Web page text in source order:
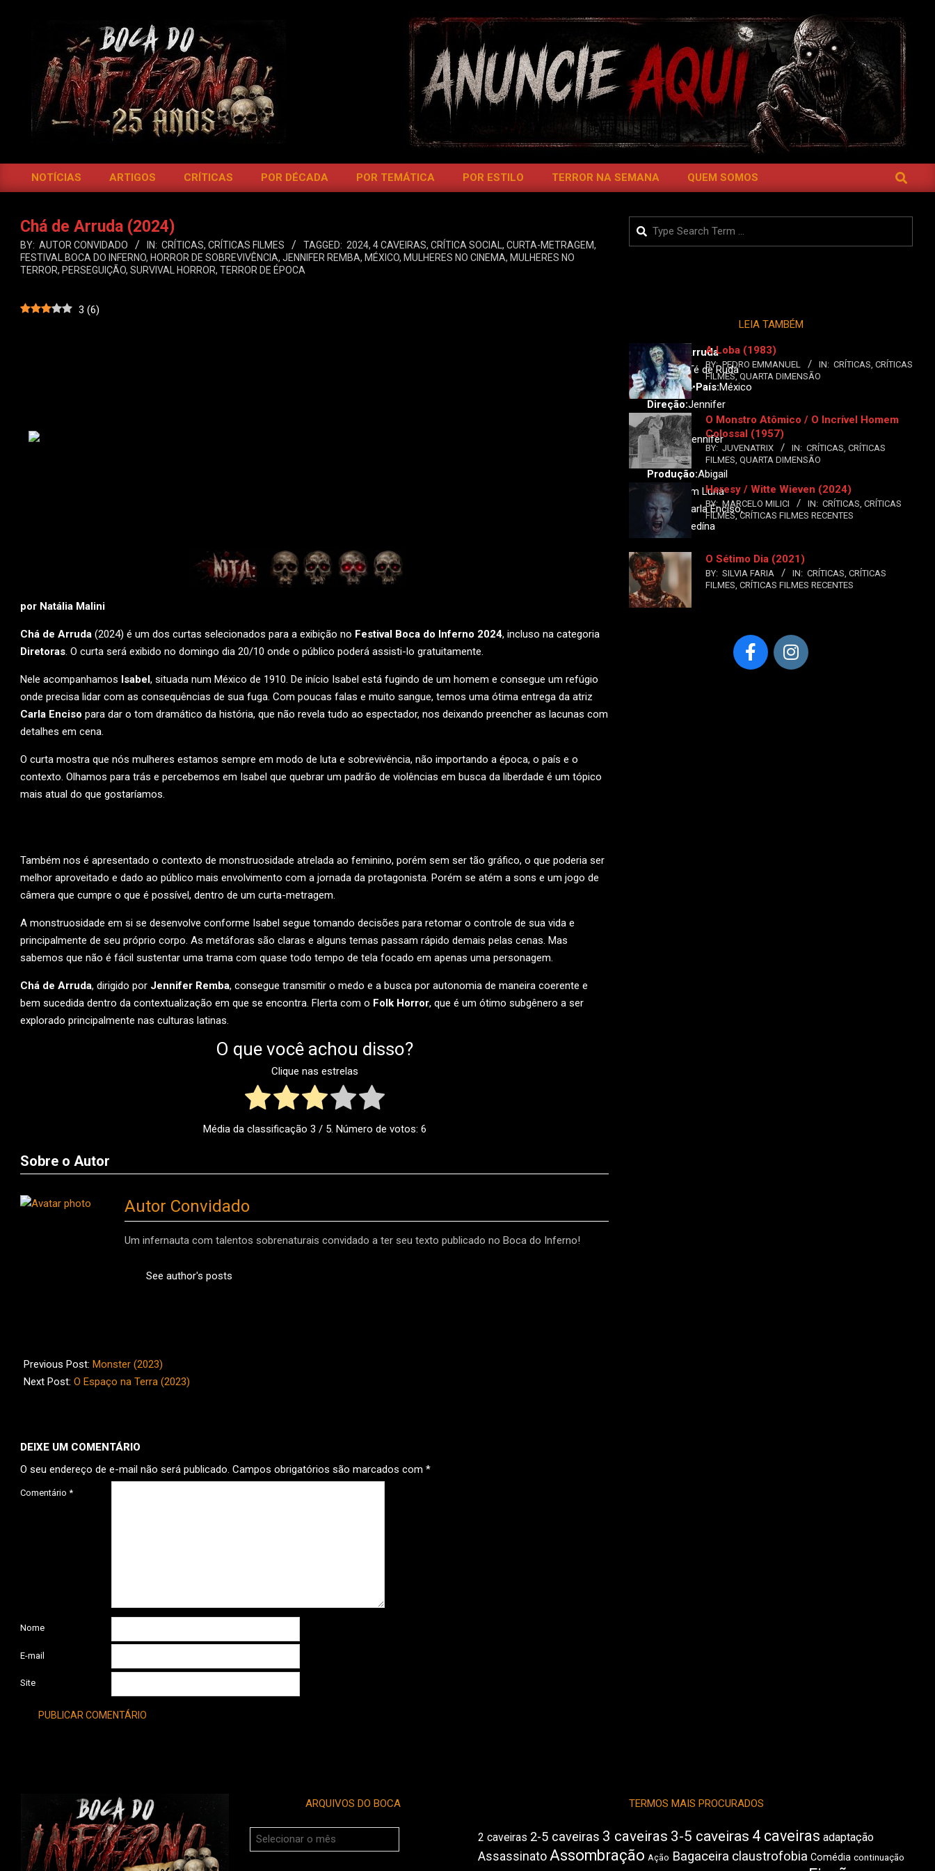
BOCA
DO
Primary
Menu
NOTÍCIAS ARTIGOS CRÍTICAS POR DÉCADA POR TEMÁTICA POR ESTILO TERROR NA SEMANA QUEM SOMOS SEARCH
Chá de Arruda (2024)
BY: AUTOR CONVIDADO IN: CRÍTICAS, CRÍTICAS FILMES TAGGED: 2024, 4 CAVEIRAS, CRÍTICA SOCIAL , CURTA-METRAGEM,
FESTIVAL BOCA DO INFERNO, HORROR DE SOBREVIVÊNCIA, JENNIFER REMBA, MÉXICO, MULHERES NO CINEMA, MULHERES NO
TERROR, PERSEGUIÇÃO, SURVIVAL HORROR, TERROR DE ÉPOCA
3 (6)
Chá de Arruda
Original:Té de Ruda
Ano:2024•País:México
Direção:Jennifer
Remba
Roteiro:Jennifer
Remba
Produção:Abigail
Bonilla, Tim Luna
Elenco:
Carla Enciso,
Ramón Medína
por Natália Malini
Chá de Arruda (2024) é um dos curtas selecionados para a exibição no Festival Boca do Inferno 2024, incluso na categoria
Diretoras. O curta será exibido no domingo dia 20/10 onde o público poderá assisti-lo gratuitamente.
Nele acompanhamos Isabel , situada num México de 1910. De início Isabel está fugindo de um homem e consegue um refúgio
onde precisa lidar com as consequências de sua fuga. Com poucas falas e muito sangue, temos uma ótima entrega da atriz
Carla Enciso para dar o tom dramático da história, que não revela tudo ao espectador, nos deixando preencher as lacunas com
detalhes em cena.
O curta mostra que nós mulheres estamos sempre em modo de luta e sobrevivência, não importando a época, o país e o
contexto. Olhamos para trás e percebemos em Isabel que quebrar um padrão de violências em busca da liberdade é um tópico
mais atual do que gostaríamos.
Também nos é apresentado o contexto de monstruosidade atrelada ao feminino, porém sem ser tão gráfico, o que poderia ser
melhor aproveitado e dado ao público mais envolvimento com a jornada da protagonista. Porém se atém a sons e um jogo de
câmera que cumpre o que é possível, dentro de um curta-metragem.
A monstruosidade em si se desenvolve conforme Isabel segue tomando decisões para retomar o controle de sua vida e
principalmente de seu próprio corpo. As metáforas são claras e alguns temas passam rápido demais pelas cenas. Mas
sabemos que não é fácil sustentar uma trama com quase todo tempo de tela focado em apenas uma personagem.
Chá de Arruda, dirigido por Jennifer Remba, consegue transmitir o medo e a busca por autonomia de maneira coerente e
bem sucedida dentro da contextualização em que se encontra. Flerta com o Folk Horror, que é um ótimo subgênero a ser
explorado principalmente nas culturas latinas.
O que você achou disso?
Clique nas estrelas
Média da classificação 3 / 5. Número de votos: 6
Sobre o Autor
Autor Convidado
Um infernauta com talentos sobrenaturais convidado a ter seu texto publicado no Boca do Inferno!
See author's posts
10-
13
Previous Post: Monster (2023)
Next Post: O Espaço na Terra (2023)
DEIXE UM COMENTÁRIO
O seu endereço de e-mail não será publicado. Campos obrigatórios são marcados com *
Comentário *
Nome
E-mail
Site
Search
LEIA TAMBÉM
A Loba (1983)
BY: PEDRO EMMANUEL IN: CRÍTICAS, CRÍTICAS
FILMES,QUARTA DIMENSÃO
O Monstro Atômico / O Incrível Homem
Colossal (1957)
BY: JUVENATRIX IN: CRÍTICAS, CRÍTICAS
FILMES, QUARTA DIMENSÃO
Heresy / Witte Wieven (2024)
BY: MARCELO MILICI IN: CRÍTICAS, CRÍTICAS
FILMES,CRÍTICAS FILMES RECENTES
O Sétimo Dia (2021)
BY: SILVIA FARIA IN: CRÍTICAS, CRÍTICAS
FILMES, CRÍTICAS FILMES RECENTES
ARQUIVOS DO BOCA
Arquivos
do
TERMOS MAIS PROCURADOS
2 caveiras 2-5 caveiras 3 caveiras 3-5 caveiras 4 caveiras adaptação
Assassinato Assombração Ação Bagaceira claustrofobia Comédia continuação